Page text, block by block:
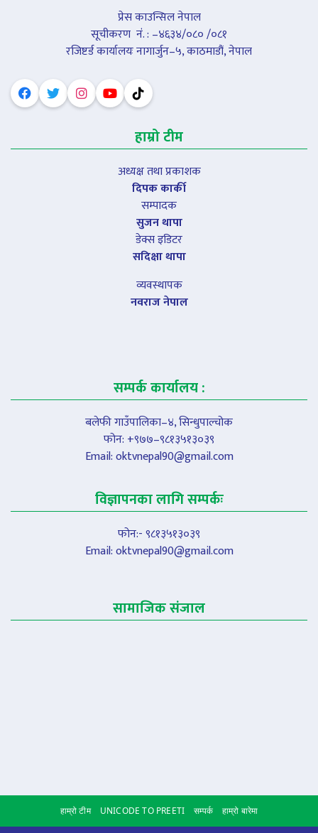
प्रेस काउन्सिल नेपाल
सूचीकरण नंं. : –४६३४/०८० /०८१
रजिष्टर्ड कार्यालयः नागार्जुन–५, काठमाडौं, नेपाल
हाम्रो टीम
अध्यक्ष तथा प्रकाशक
दिपक कार्की
सम्पादक
सुजन थापा
डेक्स इडिटर
सदिक्षा थापा
व्यवस्थापक
नवराज नेपाल
सम्पर्क कार्यालय :
बलेफी गाउँपालिका–४, सिन्धुपाल्चोक
फोन: +९७७–९८१३५१३०३९
Email:oktvnepal90@gmail.com
विज्ञापनका लागि सम्पर्कः
फोन:- ९८१३५१३०३९
Email:oktvnepal90@gmail.com
सामाजिक संजाल
हाम्रो टीम UNICODE TO PREETI सम्पर्क हाम्रो बारेमा